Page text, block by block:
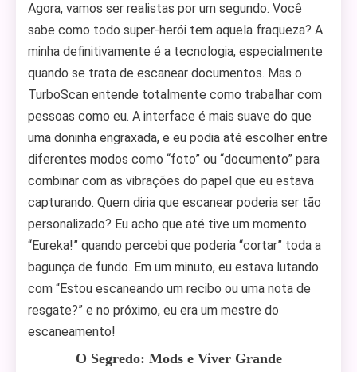
Agora, vamos ser realistas por um segundo. Você
sabe como todo super-herói tem aquela fraqueza? A
minha definitivamente é a tecnologia, especialmente
quando se trata de escanear documentos. Mas o
TurboScan entende totalmente como trabalhar com
pessoas como eu. A interface é mais suave do que
uma doninha engraxada, e eu podia até escolher entre
diferentes modos como “foto” ou “documento” para
combinar com as vibrações do papel que eu estava
capturando. Quem diria que escanear poderia ser tão
personalizado? Eu acho que até tive um momento
“Eureka!” quando percebi que poderia “cortar” toda a
bagunça de fundo. Em um minuto, eu estava lutando
com “Estou escaneando um recibo ou uma nota de
resgate?” e no próximo, eu era um mestre do
escaneamento!
O Segredo: Mods e Viver Grande